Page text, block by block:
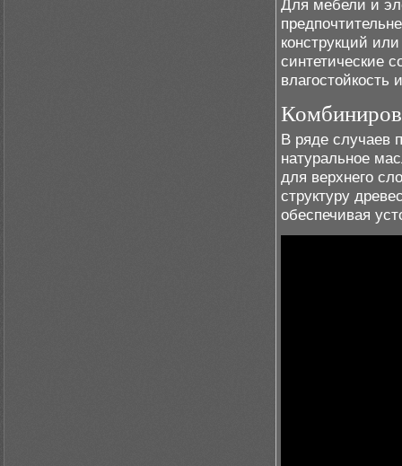
Для мебели и
конструкций
синтетические
В ряде случаев
натуральное
для верхнего
структуру
обеспечивая